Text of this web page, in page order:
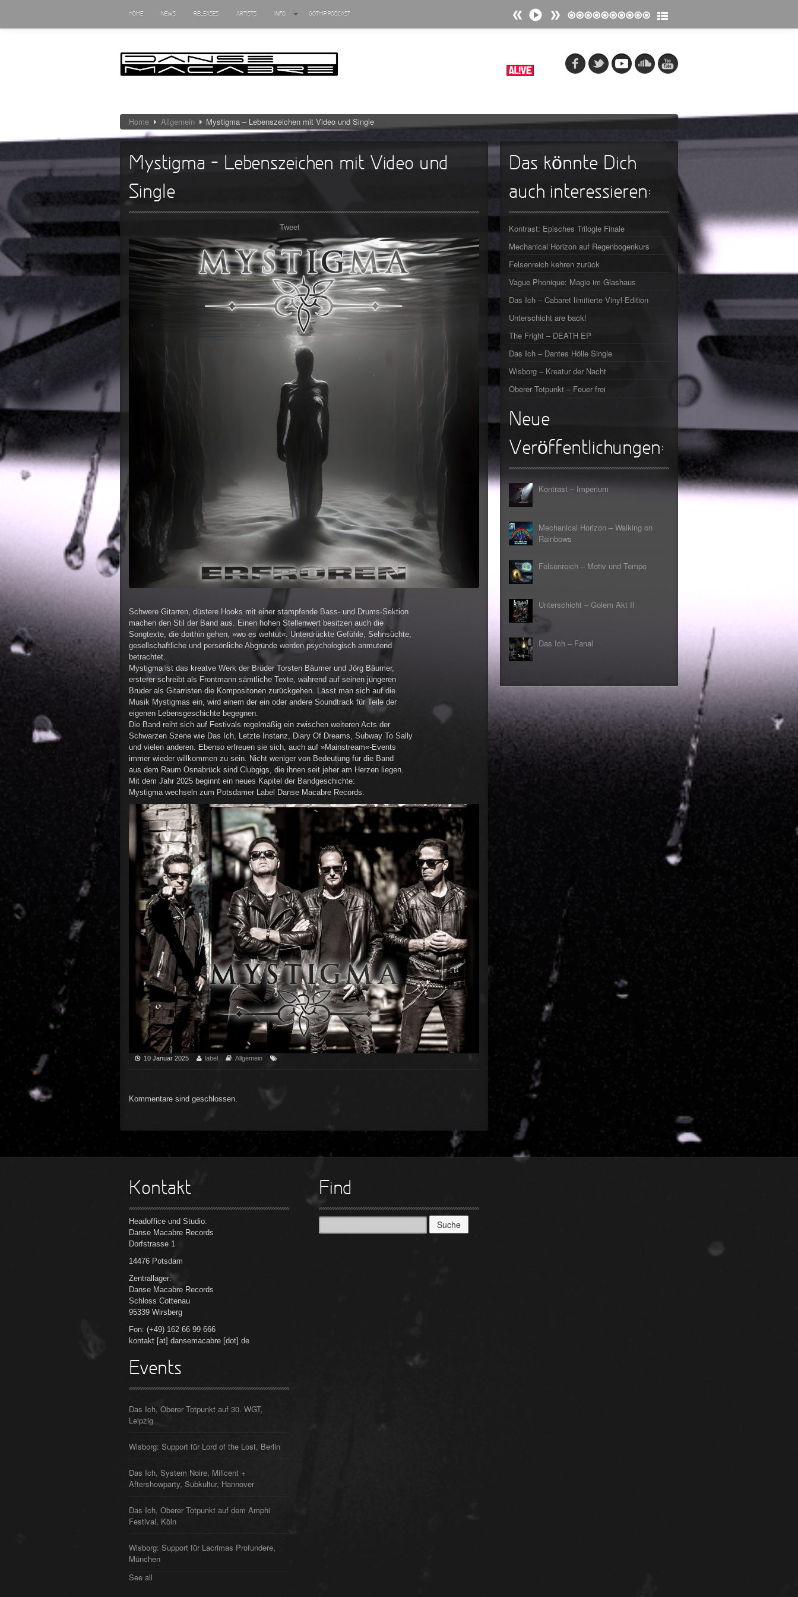
HOME NEWS RELEASES ARTISTS INFO GOTHIP PODCAST
►
►
►
►
►
►
►
►
Home Allgemein Mystigma – Lebenszeichen mit Video und Single
Mystigma – Lebenszeichen mit Video und
Single
Tweet
Schwere Gitarren, düstere Hooks mit einer stampfende Bass- und Drums-Sektion
machen den Stil der Band aus. Einen hohen Stellenwert besitzen auch die
Songtexte, die dorthin gehen, »wo es wehtut«. Unterdrückte Gefühle, Sehnsüchte,
gesellschaftliche und persönliche Abgründe werden psychologisch anmutend
betrachtet.
Mystigma ist das kreatve Werk der Brüder Torsten Bäumer und Jörg Bäumer,
ersterer schreibt als Frontmann sämtliche Texte, während auf seinen jüngeren
Bruder als Gitarristen die Kompositonen zurückgehen. Lässt man sich auf die
Musik Mystigmas ein, wird einem der ein oder andere Soundtrack für Teile der
eigenen Lebensgeschichte begegnen.
Die Band reiht sich auf Festivals regelmäßig ein zwischen weiteren Acts der
Schwarzen Szene wie Das Ich, Letzte Instanz, Diary Of Dreams, Subway To Sally
und vielen anderen. Ebenso erfreuen sie sich, auch auf »Mainstream«-Events
immer wieder willkommen zu sein. Nicht weniger von Bedeutung für die Band
aus dem Raum Osnabrück sind Clubgigs, die ihnen seit jeher am Herzen liegen.
Mit dem Jahr 2025 beginnt ein neues Kapitel der Bandgeschichte:
Mystigma wechseln zum Potsdamer Label Danse Macabre Records.
10 Januar 2025 label Allgemein
Kommentare sind geschlossen.
Das könnte Dich
auch interessieren:
Kontrast: Episches Trilogie Finale
Mechanical Horizon auf Regenbogenkurs
Felsenreich kehren zurück
Vague Phonique: Magie im Glashaus
Das Ich – Cabaret limitierte Vinyl-Edition
Unterschicht are back!
The Fright – DEATH EP
Das Ich – Dantes Hölle Single
Wisborg – Kreatur der Nacht
Oberer Totpunkt – Feuer frei
Neue
Veröffentlichungen:
Kontrast – Imperium
Mechanical Horizon – Walking on
Rainbows
Felsenreich – Motiv und Tempo
Unterschicht – Golem Akt II
Das Ich – Fanal
Kontakt
Headoffice und Studio:
Danse Macabre Records
Dorfstrasse 1
14476 Potsdam
Zentrallager:
Danse Macabre Records
Schloss Cottenau
95339 Wirsberg
Fon: (+49) 162 66 99 666
kontakt [at] dansemacabre [dot] de
Events
Das Ich, Oberer Totpunkt auf 30. WGT,
Leipzig
Wisborg: Support für Lord of the Lost, Berlin
Das Ich, System Noire, Milicent +
Aftershowparty, Subkultur, Hannover
Das Ich, Oberer Totpunkt auf dem Amphi
Festival, Köln
Wisborg: Support für Lacrimas Profundere,
München
See all
Find
Suche
nach: